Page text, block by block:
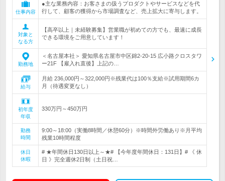
仕事内容
●主な業務内容：お客さまの扱うプロダクトやサービスなどを代
行して、顧客の獲得から市場調査など、売上拡大に寄与します。
対象と
なる方
【高卒以上｜未経験募集】営業職が初めての方でも、最速に成長
できる環境をご用意しています！
勤務地
＜名古屋本社＞ 愛知県名古屋市中区錦2-20-15 広小路クロスタワ
ー21F 【雇入れ直後】上記の…
給与
月給 236,000円～322,000円※残業代は100％支給※試用期間6カ
月（待遇変更なし）
初年度
年収
330万円～450万円
勤務
時間
9:00～18:00（実働8時間／休憩60分）※時間外労働あり※月平均
残業10時間程度
休日
休暇
# ★年間休日130日以上～★# 【今年度年間休日：131日】# 《 休
日 》完全週休2日制（土日祝…